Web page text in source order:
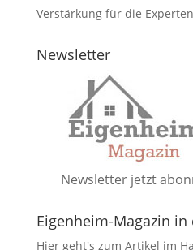
Verstärkung für die
Newsletter
Newsletter jetzt
Eigenheim-Magazin
Hier geht's zum Artikel im